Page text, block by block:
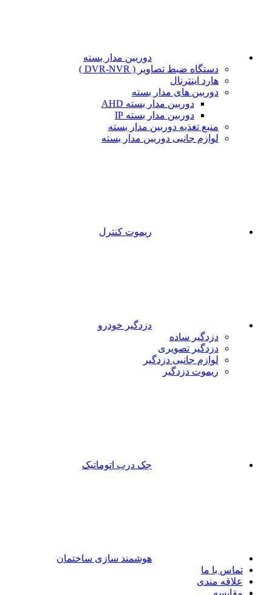
دوربین مدار بسته
دستگاه ضبط تصاویر ( DVR-NVR )
هارد اینترنال
دوربین های مدار بسته
دوربین مدار بسته AHD
دوربین مدار بسته IP
منبع تغذیه دوربین مدار بسته
لوازم جانبی دوربین مدار بسته
ریموت کنترل
دزدگیر خودرو
دزدگیر ساده
دزدگیر تصویری
لوازم جانبی دزدگیر
ریموت دزدگیر
جک درب اتوماتیک
هوشمند سازی ساختمان
تماس با ما
علاقه مندی
مقایسه